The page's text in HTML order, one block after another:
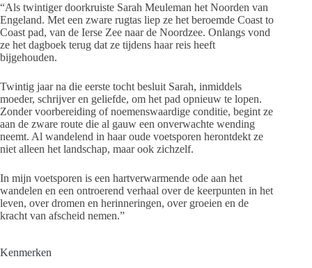
“Als twintiger doorkruiste Sarah Meuleman het Noorden van
Engeland. Met een zware rugtas liep ze het beroemde Coast to
Coast pad, van de Ierse Zee naar de Noordzee. Onlangs vond
ze het dagboek terug dat ze tijdens haar reis heeft
bijgehouden.
Twintig jaar na die eerste tocht besluit Sarah, inmiddels
moeder, schrijver en geliefde, om het pad opnieuw te lopen.
Zonder voorbereiding of noemenswaardige conditie, begint ze
aan de zware route die al gauw een onverwachte wending
neemt. Al wandelend in haar oude voetsporen herontdekt ze
niet alleen het landschap, maar ook zichzelf.
In mijn voetsporen is een hartverwarmende ode aan het
wandelen en een ontroerend verhaal over de keerpunten in het
leven, over dromen en herinneringen, over groeien en de
kracht van afscheid nemen.”
Kenmerken